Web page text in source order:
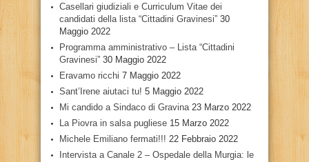
Casellari giudiziali e Curriculum Vitae dei
candidati della lista “Cittadini Gravinesi” 30
Maggio 2022
Programma amministrativo – Lista “Cittadini
Gravinesi” 30 Maggio 2022
Eravamo ricchi 7 Maggio 2022
Sant’Irene aiutaci tu! 5 Maggio 2022
Mi candido a Sindaco di Gravina 23 Marzo 2022
La Piovra in salsa pugliese 15 Marzo 2022
Michele Emiliano fermati!!! 22 Febbraio 2022
Intervista a Canale 2 – Ospedale della Murgia: le